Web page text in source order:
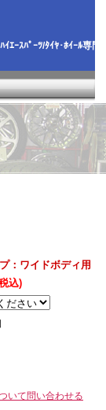
ﾊｲｴｰｽﾊﾟｰﾂ/ﾀｲﾔ･ﾎｲｰﾙ専門店
：ワイドボディ用
込)
いて問い合わせる